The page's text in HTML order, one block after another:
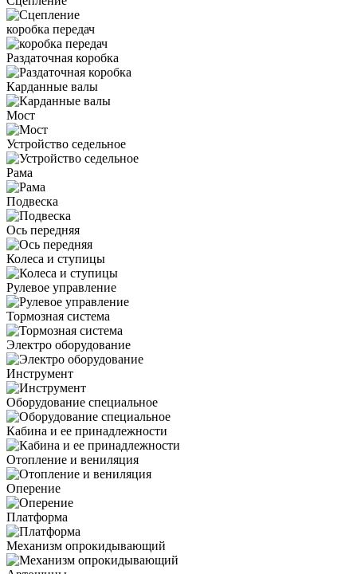
коробка передач
Раздаточная коробка
Карданные валы
Мост
Устройство седельное
Рама
Подвеска
Ось передняя
Колеса и ступицы
Рулевое управление
Тормозная система
Электро оборудование
Инструмент
Оборудование специальное
Кабина и ее принадлежности
Отопление и вениляция
Оперение
Платформа
Механизм опрокидывающий